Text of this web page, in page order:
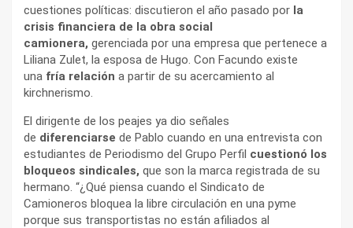
cuestiones políticas: discutieron el año pasado por la
crisis financiera de la obra social
camionera, gerenciada por una empresa que pertenece a
Liliana Zulet, la esposa de Hugo. Con Facundo existe
una fría relación a partir de su acercamiento al
kirchnerismo.
El dirigente de los peajes ya dio señales
de diferenciarse de Pablo cuando en una entrevista con
estudiantes de Periodismo del Grupo Perfil cuestionó los
bloqueos sindicales, que son la marca registrada de su
hermano. “¿Qué piensa cuando el Sindicato de
Camioneros bloquea la libre circulación en una pyme
porque sus transportistas no están afiliados al